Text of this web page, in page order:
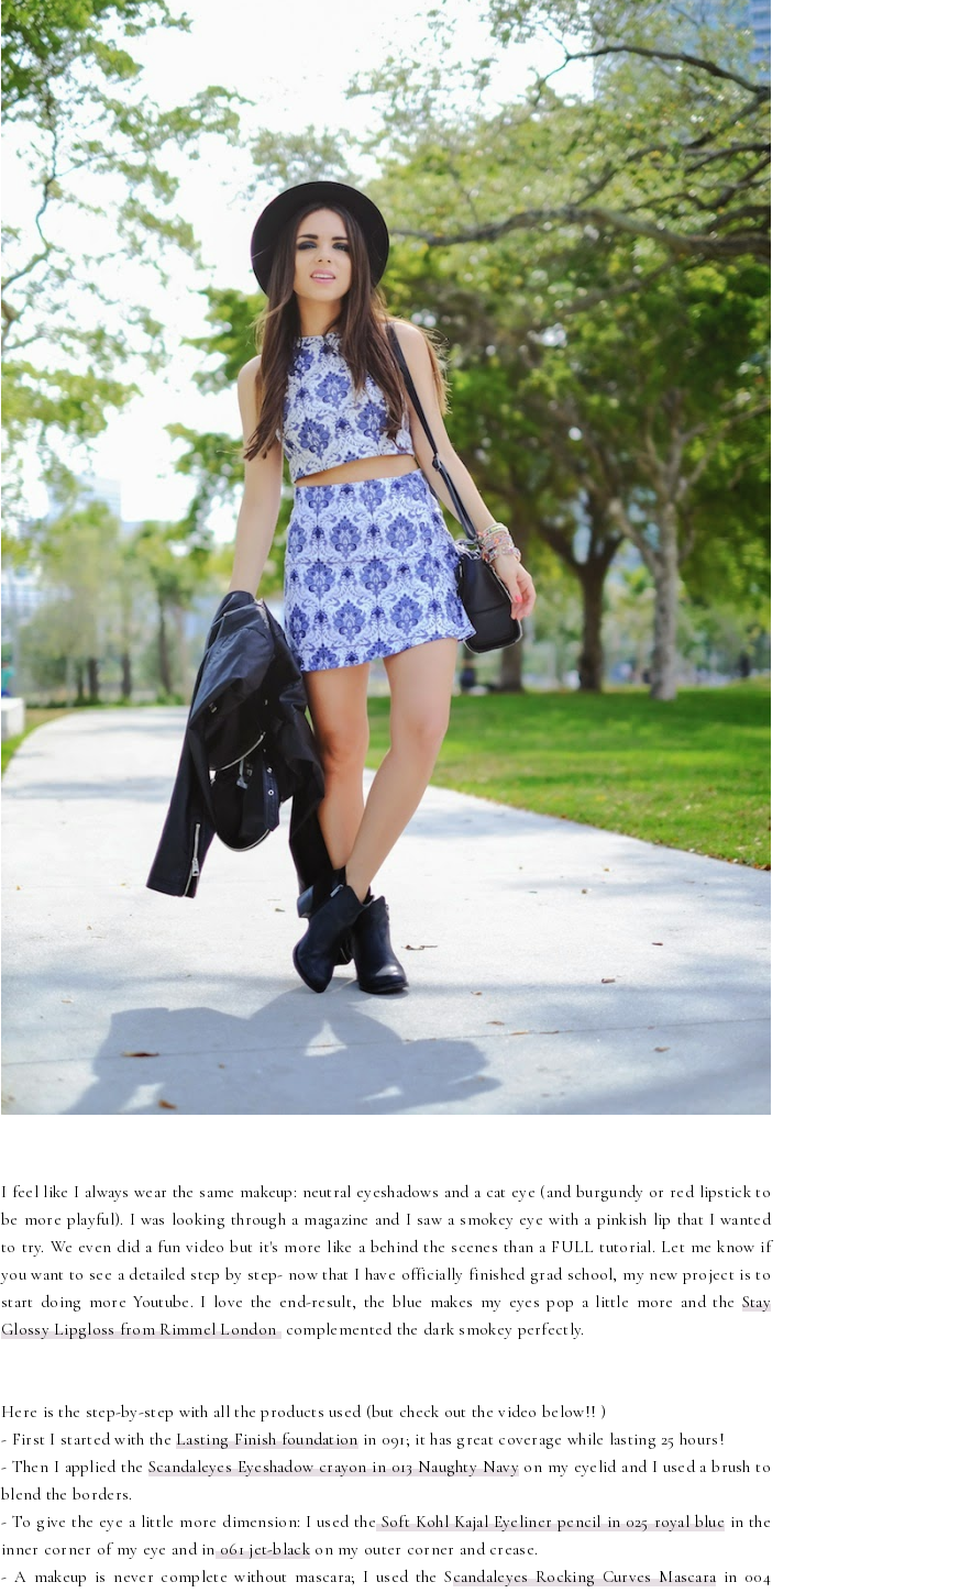
I feel like I always wear the same makeup: neutral eyeshadows and a cat eye (and burgundy or red lipstick to
be more playful). I was looking through a magazine and I saw a smokey eye with a pinkish lip that I wanted
to try. We even did a fun video but it's more like a behind the scenes than a FULL tutorial. Let me know if
you want to see a detailed step by step- now that I have officially finished grad school, my new project is to
start doing more Youtube. I love the end-result, the blue makes my eyes pop a little more and the Stay
Glossy Lipgloss from Rimmel Londoncomplemented the dark smokey perfectly.
Here is the step-by-step with all the products used (but check out the video below!! )
- First I started with theLasting Finish foundationin 091; it has great coverage while lasting 25 hours!
- Then I applied the Scandaleyes Eyeshadow crayon in 013 Naughty Navyon my eyelid and I used a brush to
blend the borders.
- To give the eye a little more dimension: I used theSoft Kohl Kajal Eyeliner pencil in 025 royal blue in the
inner corner of my eye and in061 jet-blackon my outer corner and crease.
- A makeup is never complete without mascara; I used the Scandaleyes Rocking Curves Mascara in 004